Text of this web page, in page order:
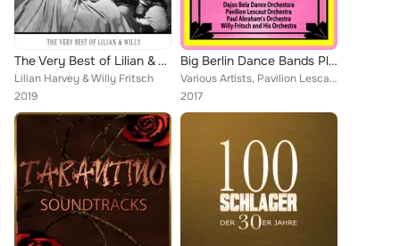
The Very Best of Lilian & Willy
Lilian Harvey & Willy Fritsch
2019
Big Berlin Dance Bands Play the 30's!
Various Artists, Pavilion Lescaut Orchestra, Dajos Bela Dance Orchestsra, Paul Abraham's Orchestra, Willy Fritsch and His Orches...
2017